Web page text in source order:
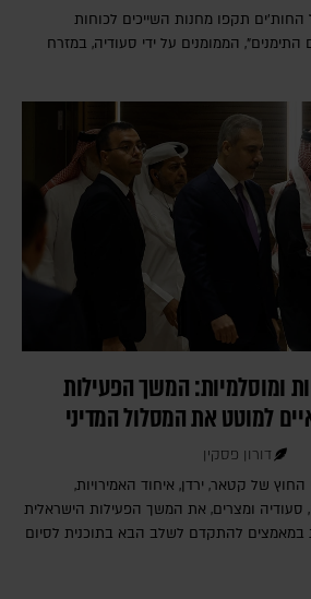
החות'ים תקפו מחנות השייכים לכוחות
הממומנים על ידי סעודיה, במזרח
ומוסלמיות: המשך הפעילות
למוטט את המסלול המדיני
דורון פסקין
של קטאר, ירדן, איחוד האמירויות,
סעודיה ומצרים, את המשך הפעילות הישראלית
להתקדם לשלב הבא בתוכנית לסיום